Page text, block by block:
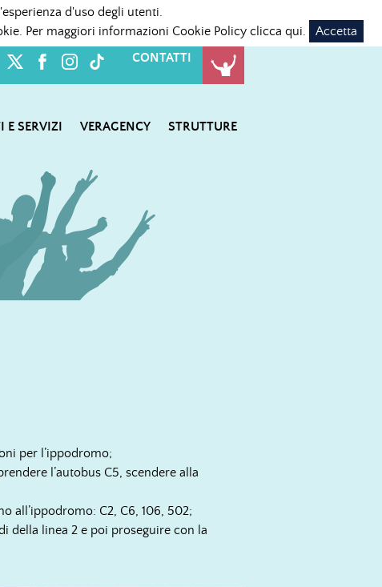
d'uso degli utenti.
Per maggiori informazioni Cookie Policy clicca qui.
Accetta
CONTATTI
E SERVIZI VERAGENCY STRUTTURE
per l’ippodromo;
l’autobus C5, scendere alla
all’ippodromo: C2, C6, 106, 502;
della linea 2 e poi proseguire con la